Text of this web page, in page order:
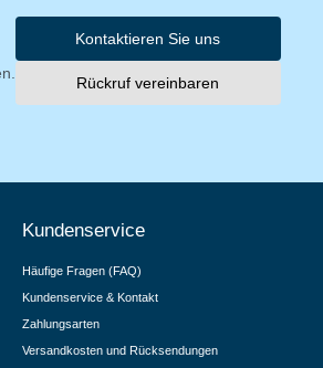
Kontaktieren Sie uns
Rückruf vereinbaren
Kundenservice
Häufige Fragen (FAQ)
Kundenservice & Kontakt
Zahlungsarten
Versandkosten und Rücksendungen